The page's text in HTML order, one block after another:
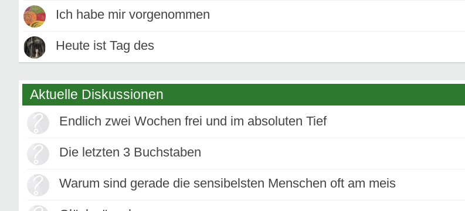
Ich habe mir vorgenommen
Heute ist Tag des
Aktuelle Diskussionen
Endlich zwei Wochen frei und im absoluten Tief
Die letzten 3 Buchstaben
Warum sind gerade die sensibelsten Menschen oft am meis